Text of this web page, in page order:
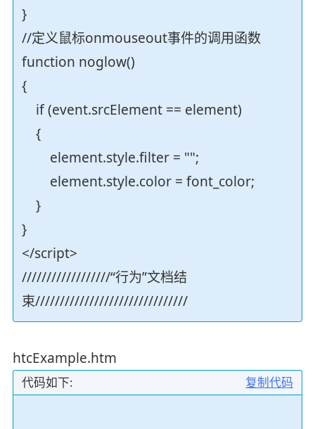
}
//定义鼠标onmouseout事件的调用函数
function noglow()
{
if (event.srcElement == element)
{
element.style.filter = "";
element.style.color = font_color;
}
}
</script>
//////////////////“行为”文档结
束///////////////////////////////
htcExample.htm
复制代码
代码如下: